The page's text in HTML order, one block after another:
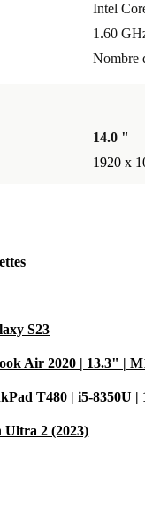
Intel
1.60
Nombre
14.0 "
1920 x
S23
Air 2020 | 13.3" |
T480 | i5-8350U |
Ultra 2 (2023)